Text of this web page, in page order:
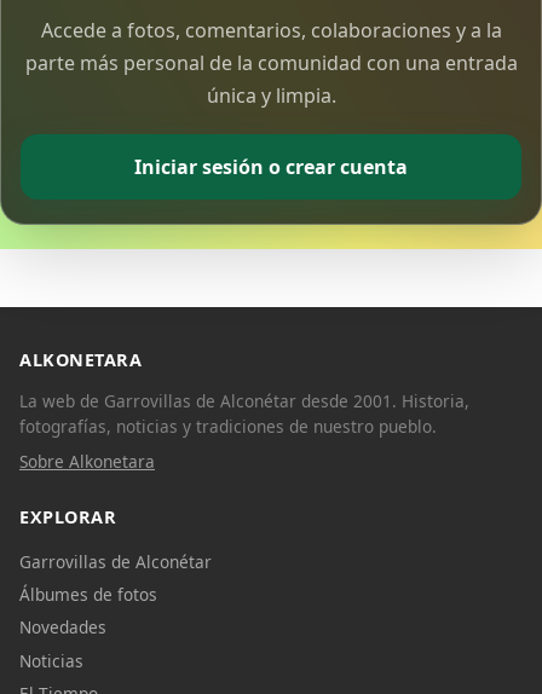
Accede a fotos, comentarios, colaboraciones y a la
parte más personal de la comunidad con una entrada
única y limpia.
Iniciar sesión o crear cuenta
ALKONETARA
La web de Garrovillas de Alconétar desde 2001. Historia,
fotografías, noticias y tradiciones de nuestro pueblo.
Sobre Alkonetara
EXPLORAR
Garrovillas de Alconétar
Álbumes de fotos
Novedades
Noticias